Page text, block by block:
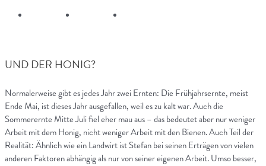
UND DER HONIG?
Normalerweise gibt es jedes Jahr zwei Ernten: Die Frühjahrsernte, meist
Ende Mai, ist dieses Jahr ausgefallen, weil es zu kalt war. Auch die
Sommerernte Mitte Juli fiel eher mau aus – das bedeutet aber nur weniger
Arbeit mit dem Honig, nicht weniger Arbeit mit den Bienen. Auch Teil der
Realität: Ähnlich wie ein Landwirt ist Stefan bei seinen Erträgen von vielen
anderen Faktoren abhängig als nur von seiner eigenen Arbeit. Umso besser,